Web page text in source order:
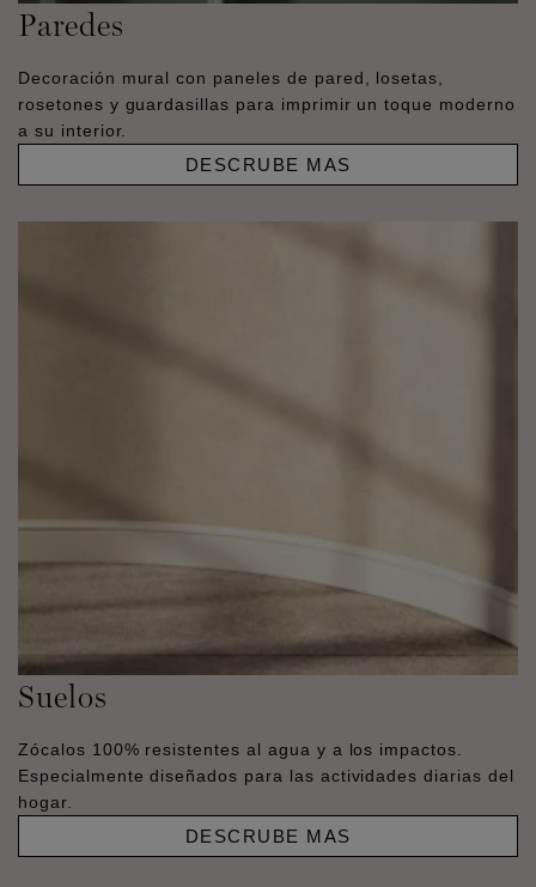
Paredes
Decoración mural con paneles de pared, losetas,
rosetones y guardasillas para imprimir un toque moderno
a su interior.
DESCRUBE MAS
Suelos
Zócalos 100% resistentes al agua y a los impactos.
Especialmente diseñados para las actividades diarias del
hogar.
DESCRUBE MAS